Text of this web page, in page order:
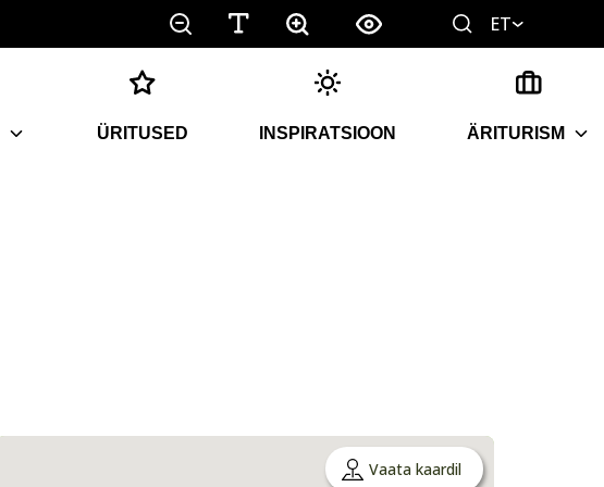
ET
ÜRITUSED INSPIRATSIOON ÄRITURISM
Vaata kaardil